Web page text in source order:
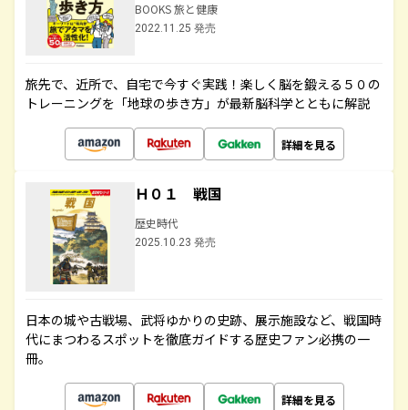
BOOKS 旅と健康
2022.11.25 発売
旅先で、近所で、自宅で今すぐ実践！楽しく脳を鍛える５０の
トレーニングを「地球の歩き方」が最新脳科学とともに解説
詳細を見る
Ｈ０１ 戦国
歴史時代
2025.10.23 発売
日本の城や古戦場、武将ゆかりの史跡、展示施設など、戦国時
代にまつわるスポットを徹底ガイドする歴史ファン必携の一
冊。
詳細を見る